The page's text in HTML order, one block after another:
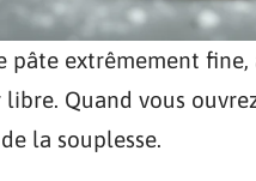
extrêmement fine,
Quand vous
la souplesse.